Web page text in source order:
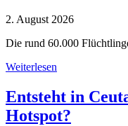
2. August 2026
Die rund 60.000
Weiterlesen
Entsteht in
Hotspot?